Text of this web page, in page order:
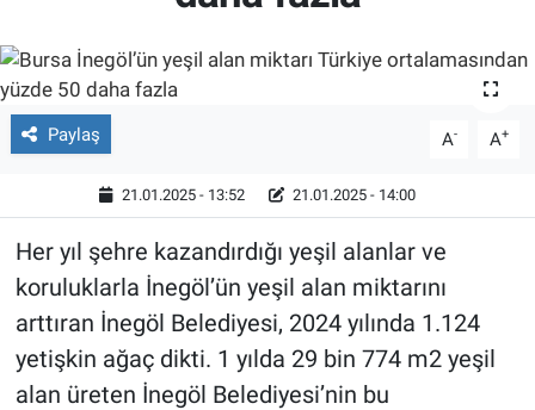
Paylaş A- A+
21.01.2025 - 13:52 21.01.2025 - 14:00
Her yıl şehre kazandırdığı yeşil alanlar ve
koruluklarla İnegöl’ün yeşil alan miktarını
arttıran İnegöl Belediyesi, 2024 yılında 1.124
yetişkin ağaç dikti. 1 yılda 29 bin 774 m2 yeşil
alan üreten İnegöl Belediyesi’nin bu
Köşe Yazıları
Röportaj
Video Galeri
Haber Arşivi